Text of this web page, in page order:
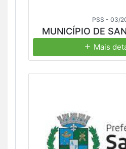
PSS - 03/
MUNICÍPIO DE
Mais